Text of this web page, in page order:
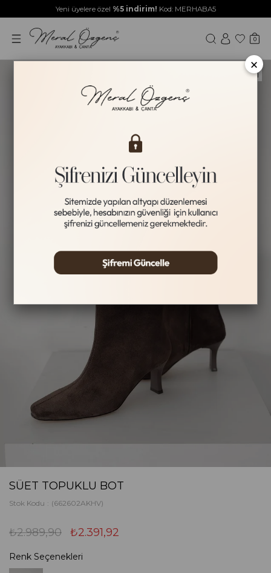
Yeni üyelere özel %5 indirim! Kod: MERHABA5
0
HAKİKİ DERİ
SÜET TOPUKLU BOT
Stok Kodu (662602AKHV)
₺2.989,90 ₺2.391,92
Renk Seçenekleri
×